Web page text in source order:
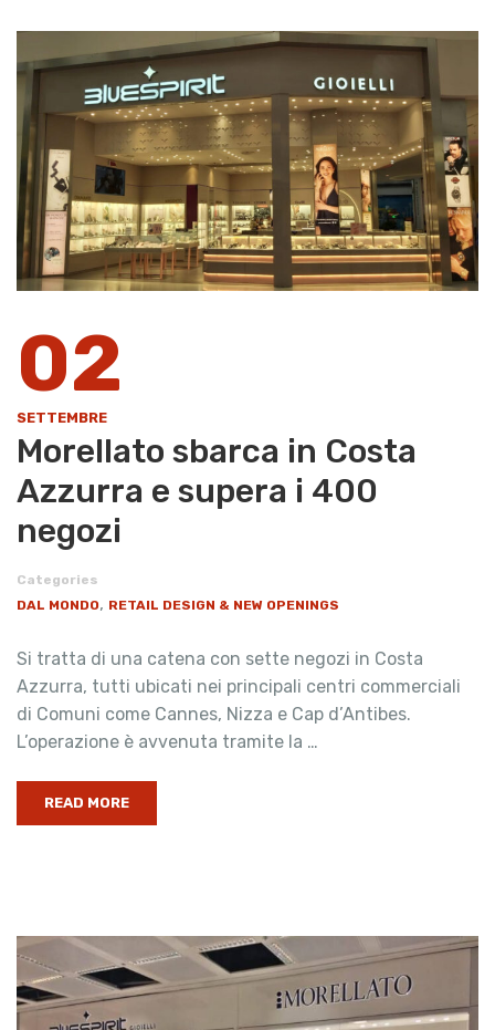
02
SETTEMBRE
Morellato sbarca in Costa
Azzurra e supera i 400
negozi
Categories
DAL MONDO, RETAIL DESIGN & NEW OPENINGS
Si tratta di una catena con sette negozi in Costa
Azzurra, tutti ubicati nei principali centri commerciali
di Comuni come Cannes, Nizza e Cap d’Antibes.
L’operazione è avvenuta tramite la …
READ MORE